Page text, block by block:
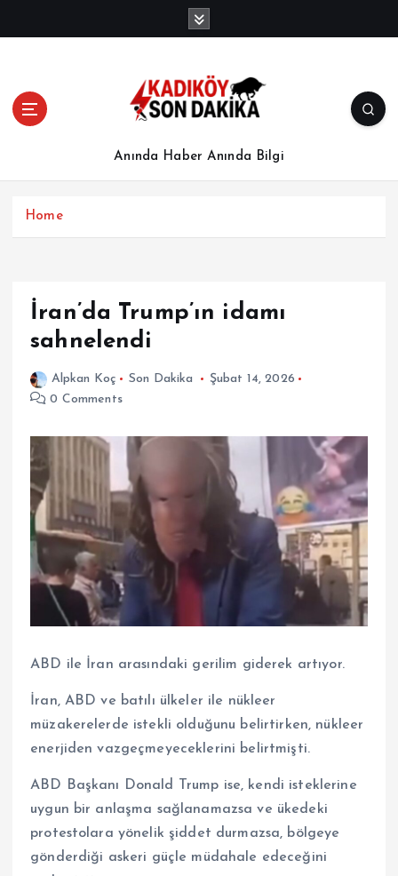
Anında Haber Anında Bilgi
Home
İran’da Trump’ın idamı
sahnelendi
Alpkan Koç Son Dakika
Şubat 14, 2026
0 Comments
ABD ile İran arasındaki gerilim giderek artıyor.
İran, ABD ve batılı ülkeler ile nükleer
müzakerelerde istekli olduğunu belirtirken, nükleer
enerjiden vazgeçmeyeceklerini belirtmişti.
ABD Başkanı Donald Trump ise, kendi isteklerine
uygun bir anlaşma sağlanamazsa ve ükedeki
protestolara yönelik şiddet durmazsa, bölgeye
gönderdiği askeri güçle müdahale edeceğini